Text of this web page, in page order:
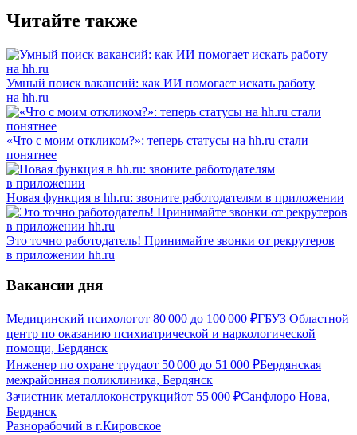
Читайте также
Умный поиск вакансий: как ИИ помогает искать работу
на hh.ru
«Что с моим откликом?»: теперь статусы на hh.ru стали
понятнее
Новая функция в hh.ru: звоните работодателям в приложении
Это точно работодатель! Принимайте звонки от рекрутеров
в приложении hh.ru
Вакансии дня
Медицинский психологот 80 000 до 100 000 ₽ГБУЗ Областной
центр по оказанию психиатрической и наркологической
помощи, Бердянск
Инженер по охране трудаот 50 000 до 51 000 ₽Бердянская
межрайонная поликлиника, Бердянск
Зачистник металлоконструкцийот 55 000 ₽Санфлоро Нова,
Бердянск
Разнорабочий в г.Кировское